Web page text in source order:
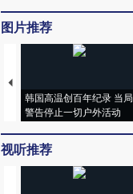
图片推荐
韩国高温创百年纪录 当局
警告停止一切户外活动
视听推荐